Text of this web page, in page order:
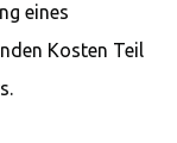
eines
Kosten Teil